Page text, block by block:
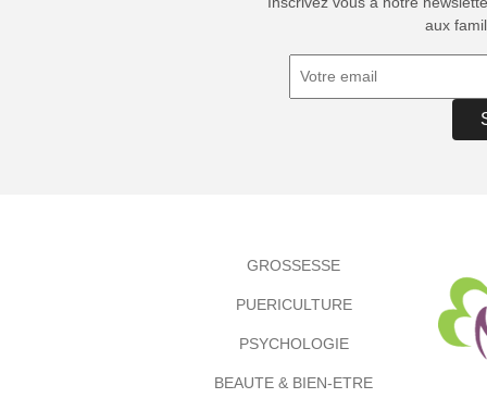
aux
GROSSESSE
PUERICULTURE
PSYCHOLOGIE
BEAUTE & BIEN-ETRE